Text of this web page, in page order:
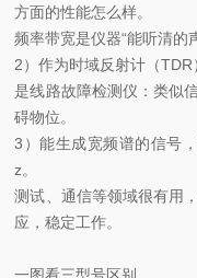
方面的性能怎么样。
频率带宽是仪器“能听清的
2）作为时域反射计（TDR
是线路故障检测仪：类似
碍物位。
3）能生成宽频谱的信号
z。
测试、通信等领域很有用
应，稳定工作。